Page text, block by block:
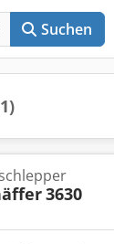
Suchen
3630